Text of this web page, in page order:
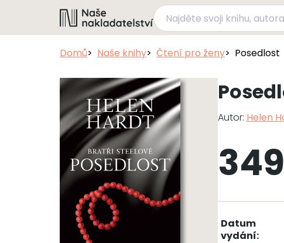
Domů Naše knihy Čtení pro ženy Posedlost
Autor: Helen
Datum
vydání: